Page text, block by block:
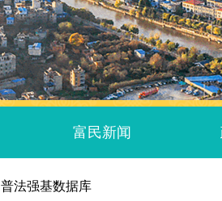
富民新闻
普法强基数据库